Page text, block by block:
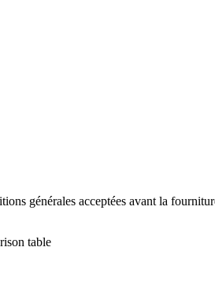
générales acceptées avant la
table